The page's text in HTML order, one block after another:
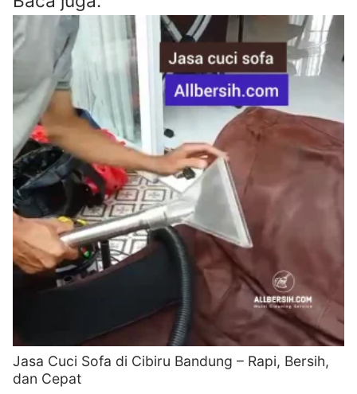
Jasa Cuci Sofa di Cibiru Bandung – Rapi, Bersih,
dan Cepat